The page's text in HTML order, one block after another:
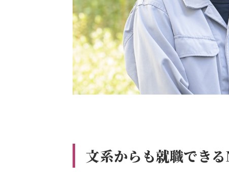
文系からも就職でき